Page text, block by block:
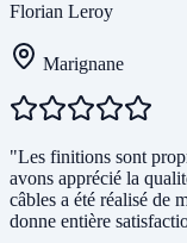
Florian Leroy
Marignane
"Les finitions sont
avons apprécié la
câbles a été réalisé de
donne entière